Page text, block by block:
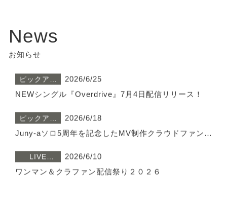
News
お知らせ
【LIVE配信情報】7月18日(土)「juny-a live2026
LIVE
NEWシングル『Overdrive』7月4日配信リリース！
ピックアッ
プ
2026/6/25
Juny-aソロ5周年を記念したMV制作クラウドファンデ
ピックアッ
プ
2026/6/18
ワンマン＆クラファン配信祭り２０２６
LIVE
INFORMATION
2026/6/10